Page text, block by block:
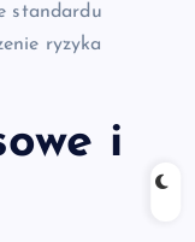
standardu
ryzyka
i